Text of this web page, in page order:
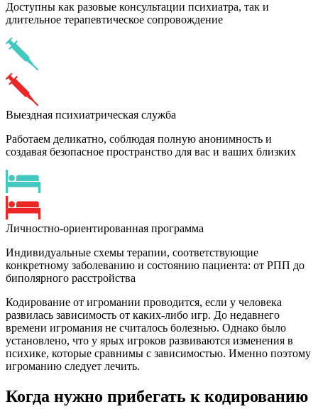
Доступны как разовые консультации психиатра, так и
длительное терапевтическое сопровождение
Выездная психиатрическая служба
Работаем деликатно, соблюдая полную анонимность и
создавая безопасное пространство для вас и ваших близких
Личностно-ориентированная программа
Индивидуальные схемы терапии, соответствующие
конкретному заболеванию и состоянию пациента: от РПП до
биполярного расстройства
Кодирование от игромании проводится, если у человека
развилась зависимость от каких-либо игр. До недавнего
времени игромания не считалось болезнью. Однако было
установлено, что у ярых игроков развиваются изменения в
психике, которые сравнимы с зависимостью. Именно поэтому
игроманию следует лечить.
Когда нужно прибегать к кодированию